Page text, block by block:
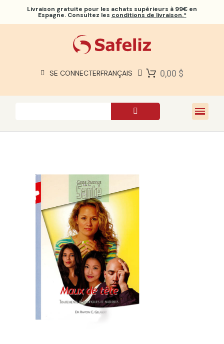
Livraison gratuite pour les achats supérieurs à 99€ en
Espagne. Consultez les conditions de livraison.*
SE CONNECTERFRANÇAIS 0,00 $
À PROPOS DE NOUS